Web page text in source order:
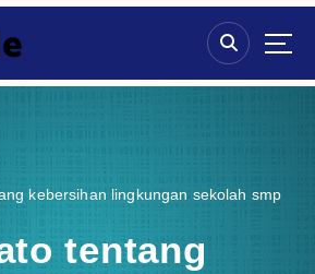
kebersihan lingkungan sekolah smp
tentang